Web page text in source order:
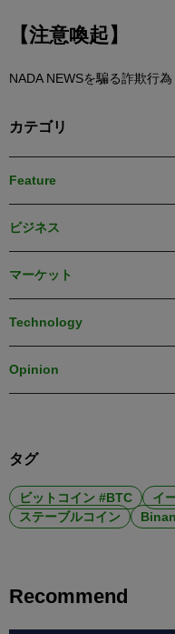
【注意喚起】
NADA NEWSを騙る詐欺行
カテゴリ
Feature
ビジネス
マーケット
Technology
Opinion
タグ
ビットコイン #BTC イ
ステーブルコイン
Recommend